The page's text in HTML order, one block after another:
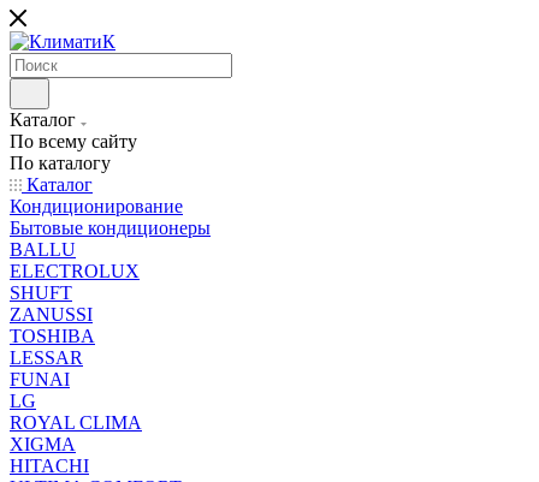
Каталог
По всему сайту
По каталогу
Каталог
Кондиционирование
Бытовые кондиционеры
BALLU
ELECTROLUX
SHUFT
ZANUSSI
TOSHIBA
LESSAR
FUNAI
LG
ROYAL CLIMA
XIGMA
HITACHI